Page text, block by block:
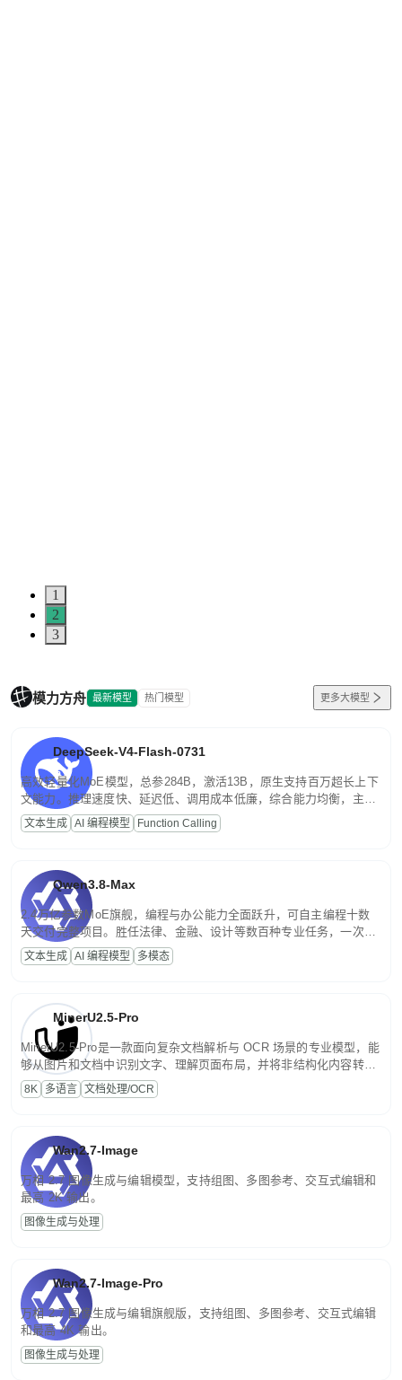
1
2
3
模力方舟 最新模型 热门模型 更多大模型
DeepSeek-V4-Flash-0731
高效轻量化MoE模型，总参284B，激活13B，原生支持百万超长上下
文能力。推理速度快、延迟低、调用成本低廉，综合能力均衡，主打
高并发、轻量化任务，适合日常对话、内容创作、基础 RAG、批量
文案处理等普惠刚需场景。
文本生成 AI 编程模型 Function Calling
Qwen3.8-Max
2.4万亿参数MoE旗舰，编程与办公能力全面跃升，可自主编程十数
天交付完整项目。胜任法律、金融、设计等数百种专业任务，一次对
话端到端交付生产级成果。原生视觉理解贯穿规划、执行与验证全流
程，支持超长文档与长视频的深度语义解析。长程任务中自主规划与
文本生成 AI 编程模型 多模态
MinerU2.5-Pro
MinerU2.5-Pro是一款面向复杂文档解析与 OCR 场景的专业模型，能
够从图片和文档中识别文字、理解页面布局，并将非结构化内容转换
为便于存储、检索和二次处理的结构化结果。
8K 多语言 文档处理/OCR
Wan2.7-Image
万相 2.7 图像生成与编辑模型，支持组图、多图参考、交互式编辑和
最高 2K 输出。
图像生成与处理
Wan2.7-Image-Pro
万相 2.7 图像生成与编辑旗舰版，支持组图、多图参考、交互式编辑
和最高 4K 输出。
图像生成与处理